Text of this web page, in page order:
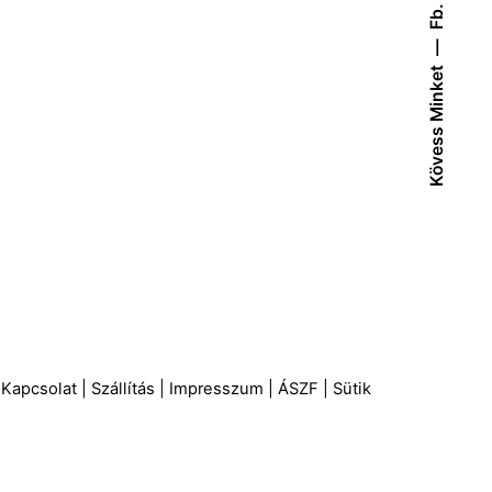
Kövess Minket
Fb.
Kapcsolat| Szállítás Impresszum ÁSZF Sütik